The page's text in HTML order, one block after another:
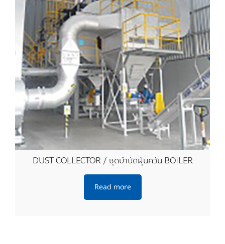
DUST COLLECTOR / ชุดบำบัดฝุ่นควัน BOILER
Read more